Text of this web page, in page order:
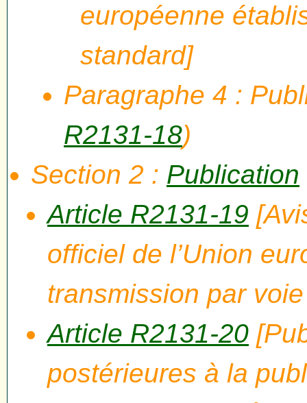
européenne
standard]
Paragraphe 4 :
R2131-18)
Section 2 : Publication
Article R2131-19
officiel de l’Union
transmission par
Article R2131-20
postérieures à la